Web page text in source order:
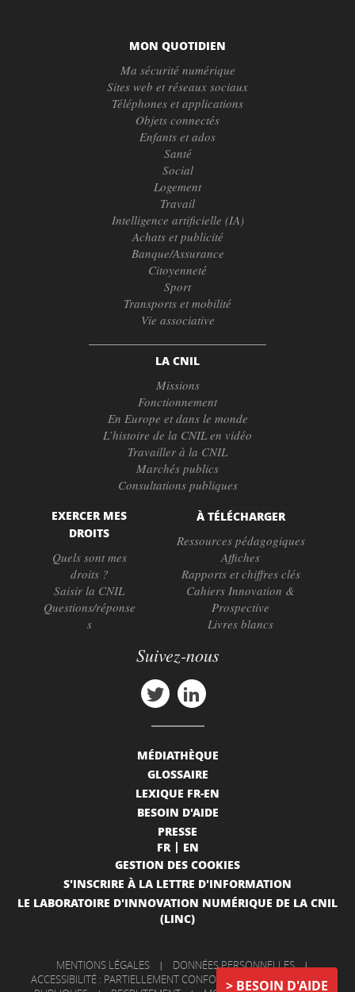
BESOIN D'AIDE
MON QUOTIDIEN
Ma sécurité numérique
Sites web et réseaux sociaux
Téléphones et applications
Objets connectés
Enfants et ados
Santé
Social
Logement
Travail
Intelligence artificielle (IA)
Achats et publicité
Banque/Assurance
Citoyenneté
Sport
Transports et mobilité
Vie associative
LA CNIL
Missions
Fonctionnement
En Europe et dans le monde
L’histoire de la CNIL en vidéo
Travailler à la CNIL
Marchés publics
Consultations publiques
EXERCER MES
DROITS
Quels sont mes
droits ?
Saisir la CNIL
Questions/réponse
s
À TÉLÉCHARGER
Ressources pédagogiques
Affiches
Rapports et chiffres clés
Cahiers Innovation &
Prospective
Livres blancs
Suivez-nous
MÉDIATHÈQUE
GLOSSAIRE
LEXIQUE FR-EN
BESOIN D'AIDE
PRESSE
FR
EN
GESTION DES COOKIES
S'INSCRIRE À LA LETTRE D'INFORMATION
LE LABORATOIRE D'INNOVATION NUMÉRIQUE DE LA CNIL
(LINC)
MENTIONS LÉGALES | DONNÉES PERSONNELLES |
ACCESSIBILITÉ : PARTIELLEMENT CONFORME
|
INFORMATIONS